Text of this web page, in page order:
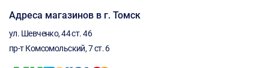
Адреса магазинов в г. Томск
ул. Шевченко, 44 ст. 46
пр-т Комсомольский, 7 ст. 6